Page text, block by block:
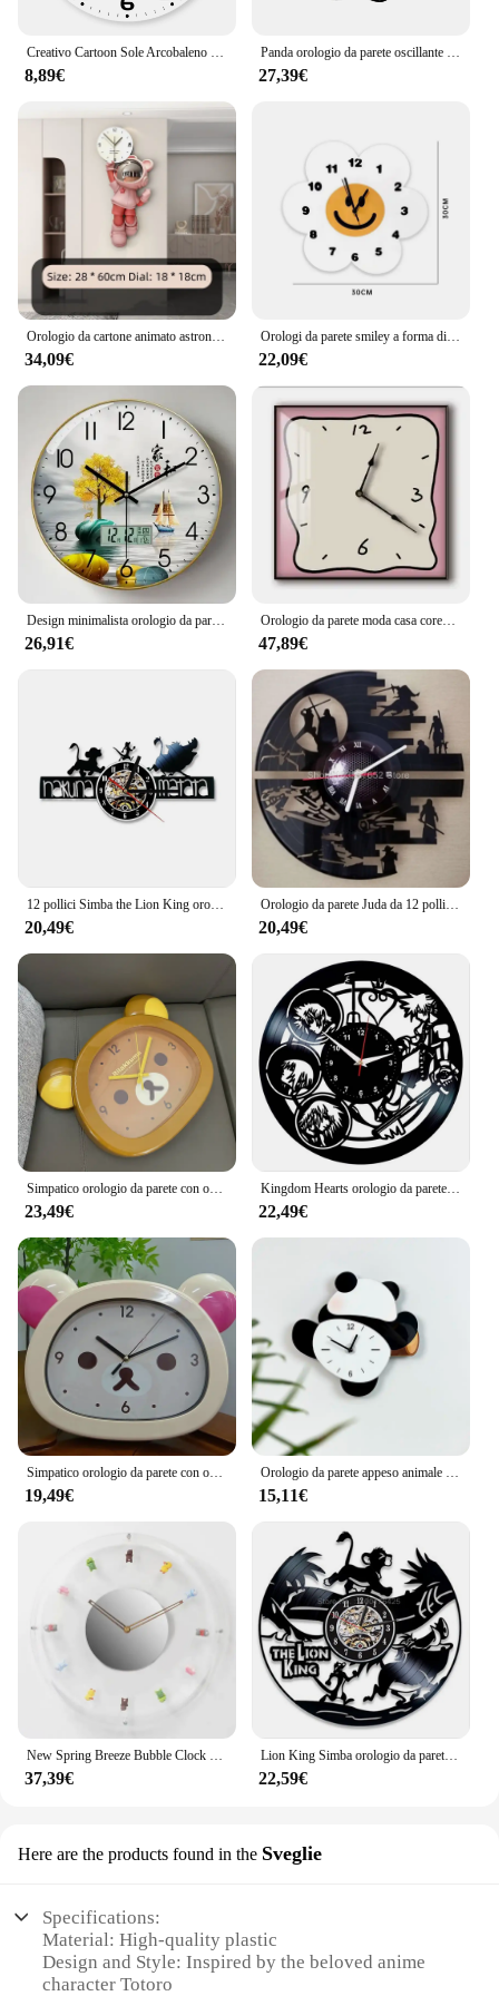
art that brings a touch of whimsy to your daily life.
Creativo Cartoon Sole Arcobaleno Orologio da parete in legno Soggiorno Camera da letto Cucina Decorazione della casa Orologio da parete Orologio al quarzo silenzioso Regalo di festa 11,2 pollici pollici 15,6 pollici (senza batteria)
8,89€
Panda orologio da parete oscillante decorazione della casa soggiorno asilo camera dei bambini orologio semplice e moderno orologio creativo del fumetto
27,39€
Orologio da cartone animato astronauta sensazione di fascia alta orologio da parete moderno semplice non perforato orologio da parete decorazione del soggiorno
34,09€
Orologi da parete smiley a forma di fiore bianco Orologio muto digitale del fumetto di moda per la decorazione domestica moderna della camera da letto del soggiorno dei bambini
22,09€
26,91€
Orologio da parete moda casa coreano graffiti cartoon art orologio muto tavolo pittura blocco metro scatola orologio da parete
47,89€
20,49€
Orologio da parete Juda da 12 pollici Cartoon Anime Black Vinyl Record orologio da parete Creative Kids Bedroom Wall Home Decor
20,49€
23,49€
Kingdom Hearts orologio da parete con dischi in vinile Cartoon Anime orologio da parete retrò orologio da camera da letto orologio regali per bambini
22,49€
19,49€ 15,11€
New Spring Breeze Bubble Clock Cartoon Silent Walking Seconds orologio da parete Bobo Clock orologio da parete personalizzato decorativo per la casa
37,39€
Lion King Simba orologio da parete calcio vinile Record orologio da parete Cartoon decorazioni per la casa disco in vinile Wall Art Watch arredamento camera da letto
22,59€
Here are the products found in the Sveglie
Specifications:
Material: High-quality plastic
Design and Style: Inspired by the beloved anime
character Totoro